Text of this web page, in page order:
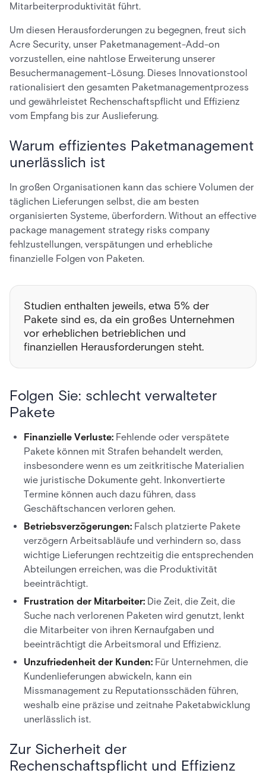
Mitarbeiterproduktivität führt.
Um diesen Herausforderungen zu begegnen, freut sich
Acre Security, unser Paketmanagement-Add-on
vorzustellen, eine nahtlose Erweiterung unserer
Besuchermanagement-Lösung. Dieses Innovationstool
rationalisiert den gesamten Paketmanagementprozess
und gewährleistet Rechenschaftspflicht und Effizienz
vom Empfang bis zur Auslieferung.
Warum effizientes Paketmanagement
unerlässlich ist
In großen Organisationen kann das schiere Volumen der
täglichen Lieferungen selbst, die am besten
organisierten Systeme, überfordern. Without an effective
package management strategy risks company
fehlzustellungen, verspätungen und erhebliche
finanzielle Folgen von Paketen.
Studien enthalten jeweils, etwa 5% der
Pakete sind es, da ein großes Unternehmen
vor erheblichen betrieblichen und
finanziellen Herausforderungen steht.
Folgen Sie: schlecht verwalteter
Pakete
Finanzielle Verluste: Fehlende oder verspätete
Pakete können mit Strafen behandelt werden,
insbesondere wenn es um zeitkritische Materialien
wie juristische Dokumente geht. Inkonvertierte
Termine können auch dazu führen, dass
Geschäftschancen verloren gehen.
Betriebsverzögerungen: Falsch platzierte Pakete
verzögern Arbeitsabläufe und verhindern so, dass
wichtige Lieferungen rechtzeitig die entsprechenden
Abteilungen erreichen, was die Produktivität
beeinträchtigt.
Frustration der Mitarbeiter: Die Zeit, die Zeit, die
Suche nach verlorenen Paketen wird genutzt, lenkt
die Mitarbeiter von ihren Kernaufgaben und
beeinträchtigt die Arbeitsmoral und Effizienz.
Unzufriedenheit der Kunden: Für Unternehmen, die
Kundenlieferungen abwickeln, kann ein
Missmanagement zu Reputationsschäden führen,
weshalb eine präzise und zeitnahe Paketabwicklung
unerlässlich ist.
Zur Sicherheit der
Rechenschaftspflicht und Effizienz